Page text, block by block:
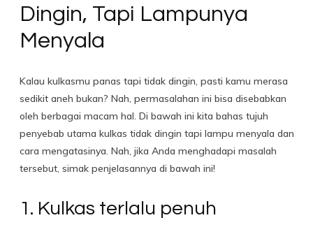
Dingin, Tapi Lampunya
Menyala
Kalau kulkasmu panas tapi tidak dingin, pasti kamu merasa
sedikit aneh bukan? Nah, permasalahan ini bisa disebabkan
oleh berbagai macam hal. Di bawah ini kita bahas tujuh
penyebab utama kulkas tidak dingin tapi lampu menyala dan
cara mengatasinya. Nah, jika Anda menghadapi masalah
tersebut, simak penjelasannya di bawah ini!
1. Kulkas terlalu penuh